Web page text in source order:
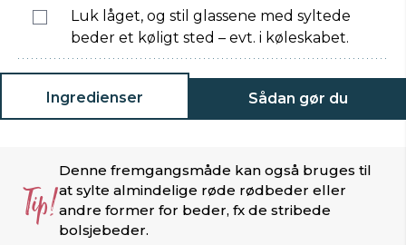
Luk låget, og stil glassene med syltede
beder et køligt sted – evt. i køleskabet.
Ingredienser Sådan gør du
Tip!
Denne fremgangsmåde kan også bruges til
at sylte almindelige røde rødbeder eller
andre former for beder, fx de stribede
bolsjebeder.